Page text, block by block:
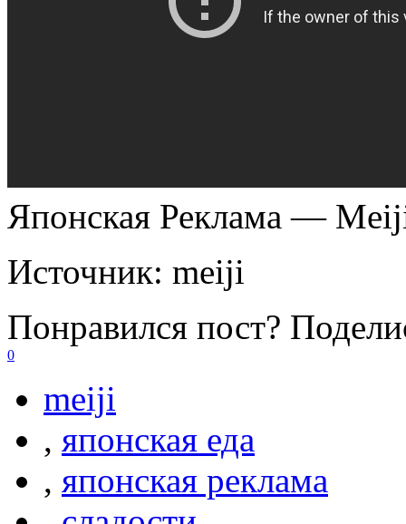
Японская Реклама —
Источник: meiji
Понравился пост?
0
meiji
, японская еда
, японская реклама